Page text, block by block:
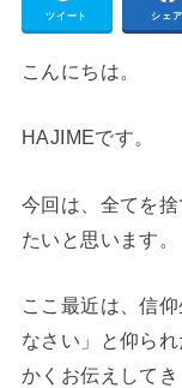
ツイート シェア
こんにちは。
HAJIMEです。
今回は、全てを
たいと思います。
ここ最近は、信
なさい」と仰ら
かくお伝えしてき